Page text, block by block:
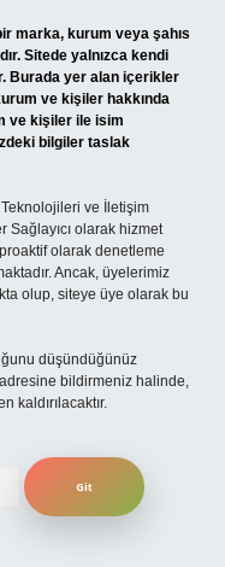
marka, kurum veya şahıs
Sitede yalnızca kendi
Burada yer alan içerikler
ve kişiler hakkında
ve kişiler ile isim
bilgiler taslak
ve İletişim
Sağlayıcı olarak hizmet
olarak denetleme
Ancak, üyelerimiz
olup, siteye üye olarak bu
düşündüğünüz
adresine bildirmeniz halinde,
kaldırılacaktır.